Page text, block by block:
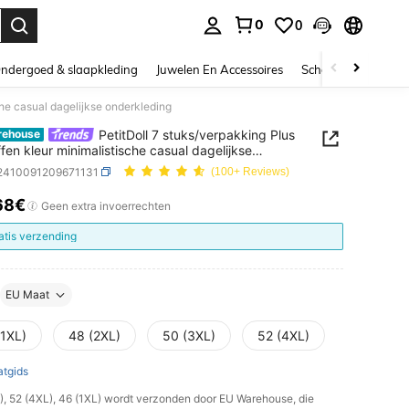
0 0
& slaapkleding Juwelen En Accessoires Schoonheid &
casual dagelijkse onderkleding
PetitDoll 7 stuks/verpakking Plus
kleur minimalistische casual dagelijkse
(100+ Reviews)
AND AVAILABILITY
Geen extra invoerrechten
verzending
EU Maat
48 (2XL) 50 (3XL) 52 (4XL)
52 (4XL), 46 (1XL) wordt verzonden door EU Warehouse, die